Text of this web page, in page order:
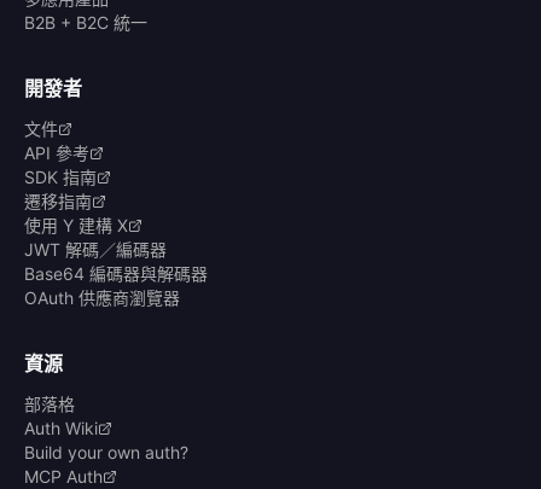
B2B + B2C 統一
開發者
文件
API 參考
SDK 指南
遷移指南
使用 Y 建構 X
JWT 解碼／編碼器
Base64 編碼器與解碼器
OAuth 供應商瀏覽器
資源
部落格
Auth Wiki
Build your own auth?
MCP Auth